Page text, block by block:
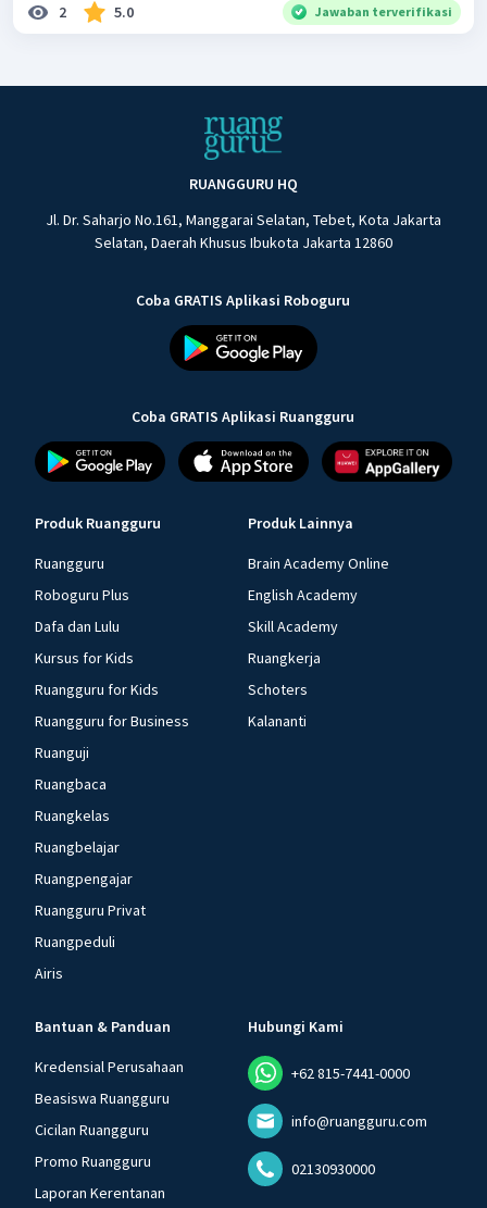
2 5.0 Jawaban terverifikasi
RUANGGURU HQ
Jl. Dr. Saharjo No.161, Manggarai Selatan, Tebet, Kota Jakarta
Selatan, Daerah Khusus Ibukota Jakarta 12860
Coba GRATIS Aplikasi Roboguru
Coba GRATIS Aplikasi Ruangguru
Produk Ruangguru
Ruangguru
Roboguru Plus
Dafa dan Lulu
Kursus for Kids
Ruangguru for Kids
Ruangguru for Business
Ruanguji
Ruangbaca
Ruangkelas
Ruangbelajar
Ruangpengajar
Ruangguru Privat
Ruangpeduli
Airis
Produk Lainnya
Brain Academy Online
English Academy
Skill Academy
Ruangkerja
Schoters
Kalananti
Bantuan & Panduan
Kredensial Perusahaan
Beasiswa Ruangguru
Cicilan Ruangguru
Promo Ruangguru
Laporan Kerentanan
Hubungi Kami
+62 815-7441-0000
info@ruangguru.com
02130930000